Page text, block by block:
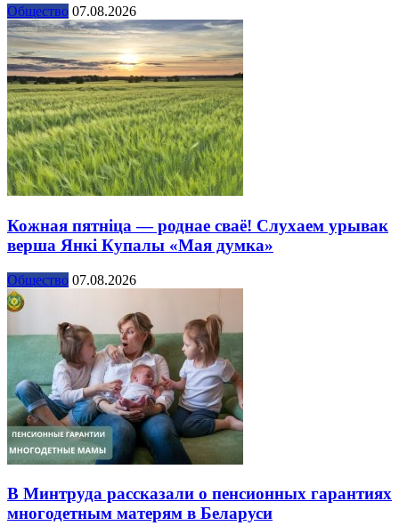
Общество 07.08.2026
Кожная пятніца — роднае сваё! Слухаем урывак
верша Янкі Купалы «Мая думка»
Общество 07.08.2026
В Минтруда рассказали о пенсионных гарантиях
многодетным матерям в Беларуси